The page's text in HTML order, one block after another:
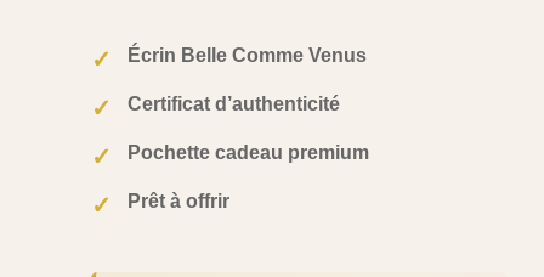
✓ Écrin Belle Comme Venus
✓ Certificat d’authenticité
✓ Pochette cadeau premium
✓ Prêt à offrir